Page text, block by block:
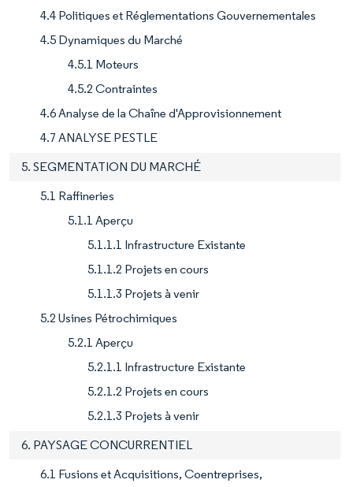
4.4 Politiques et Réglementations Gouvernementales
4.5 Dynamiques du Marché
4.5.1 Moteurs
4.5.2 Contraintes
4.6 Analyse de la Chaîne d'Approvisionnement
4.7 ANALYSE PESTLE
5. SEGMENTATION DU MARCHÉ
5.1 Raffineries
5.1.1 Aperçu
5.1.1.1 Infrastructure Existante
5.1.1.2 Projets en cours
5.1.1.3 Projets à venir
5.2 Usines Pétrochimiques
5.2.1 Aperçu
5.2.1.1 Infrastructure Existante
5.2.1.2 Projets en cours
5.2.1.3 Projets à venir
6. PAYSAGE CONCURRENTIEL
6.1 Fusions et Acquisitions, Coentreprises,